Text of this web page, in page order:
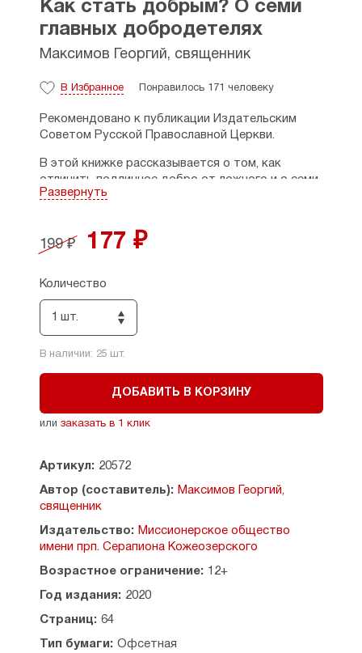
Как стать добрым? О семи
главных добродетелях
Максимов Георгий, священник
В Избранное Понравилось 171 человеку
Рекомендовано к публикации Издательским
Советом Русской Православной Церкви.
В этой книжке рассказывается о том, как
отличить подлинное добро от ложного и о семи
главных добродетелях: воздержание,
смирение и любовь. На основании
святоотеческого предания даются
добродетелей.
Содержание:
О настоящем добре
О видах добродетелей
Целомудрие
Любовь
Развернуть
199 ₽ 177 ₽
Количество
1 шт.
В наличии: 25 шт.
ДОБАВИТЬ В КОРЗИНУ
или заказать в 1 клик
Артикул: 20572
Автор (составитель): Максимов Георгий,
священник
Издательство: Миссионерское общество
имени прп. Серапиона Кожеозерского
Возрастное ограничение: 12+
Год издания: 2020
Страниц: 64
Тип бумаги: Офсетная